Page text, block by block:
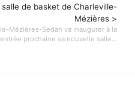
de basket de Charleville-
Mézières >
Mézières-Sedan va inaugurer à la
prochaine sa nouvelle salle...